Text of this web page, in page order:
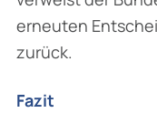
erneuten
zurück.
Fazit